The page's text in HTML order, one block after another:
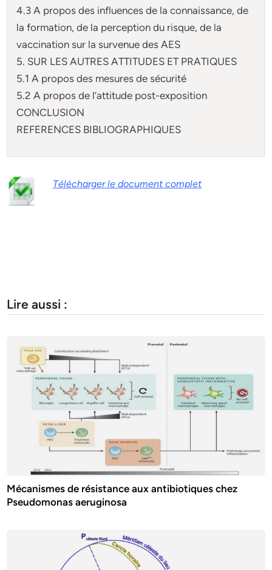
4.3 A propos des influences de la connaissance, de
la formation, de la perception du risque, de la
vaccination sur la survenue des AES
5. SUR LES AUTRES ATTITUDES ET PRATIQUES
5.1 A propos des mesures de sécurité
5.2 A propos de l’attitude post-exposition
CONCLUSION
REFERENCES BIBLIOGRAPHIQUES
Télécharger le document complet
Lire aussi :
Mécanismes de résistance aux antibiotiques chez
Pseudomonas aeruginosa